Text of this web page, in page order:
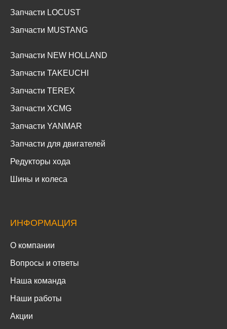
Запчасти LOCUST
Запчасти MUSTANG
Запчасти NEW HOLLAND
Запчасти TAKEUCHI
Запчасти TEREX
Запчасти XCMG
Запчасти YANMAR
Запчасти для двигателей
Редукторы хода
Шины и колеса
ИНФОРМАЦИЯ
О компании
Вопросы и ответы
Наша команда
Наши работы
Акции